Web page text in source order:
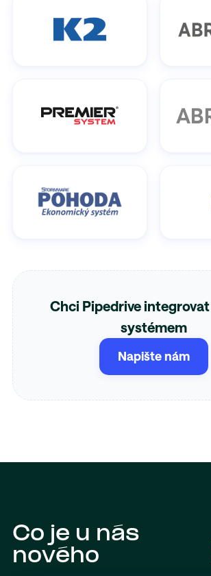
Chci Pipedrive
systémem
Napište nám
Co je u nás
nového